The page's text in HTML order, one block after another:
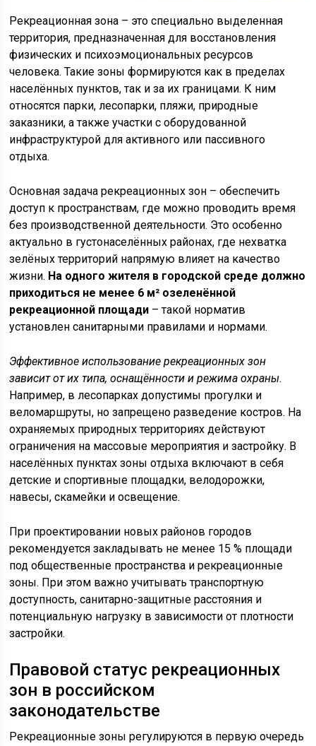
Рекреационная зона – это специально выделенная
территория, предназначенная для восстановления
физических и психоэмоциональных ресурсов
человека. Такие зоны формируются как в пределах
населённых пунктов, так и за их границами. К ним
относятся парки, лесопарки, пляжи, природные
заказники, а также участки с оборудованной
инфраструктурой для активного или пассивного
отдыха.
Основная задача рекреационных зон – обеспечить
доступ к пространствам, где можно проводить время
без производственной деятельности. Это особенно
актуально в густонаселённых районах, где нехватка
зелёных территорий напрямую влияет на качество
жизни. На одного жителя в городской среде должно
приходиться не менее 6 м² озеленённой
рекреационной площади – такой норматив
установлен санитарными правилами и нормами.
Эффективное использование рекреационных зон
зависит от их типа, оснащённости и режима охраны.
Например, в лесопарках допустимы прогулки и
веломаршруты, но запрещено разведение костров. На
охраняемых природных территориях действуют
ограничения на массовые мероприятия и застройку. В
населённых пунктах зоны отдыха включают в себя
детские и спортивные площадки, велодорожки,
навесы, скамейки и освещение.
При проектировании новых районов городов
рекомендуется закладывать не менее 15 % площади
под общественные пространства и рекреационные
зоны. При этом важно учитывать транспортную
доступность, санитарно-защитные расстояния и
потенциальную нагрузку в зависимости от плотности
застройки.
Правовой статус рекреационных
зон в российском
законодательстве
Рекреационные зоны регулируются в первую очередь